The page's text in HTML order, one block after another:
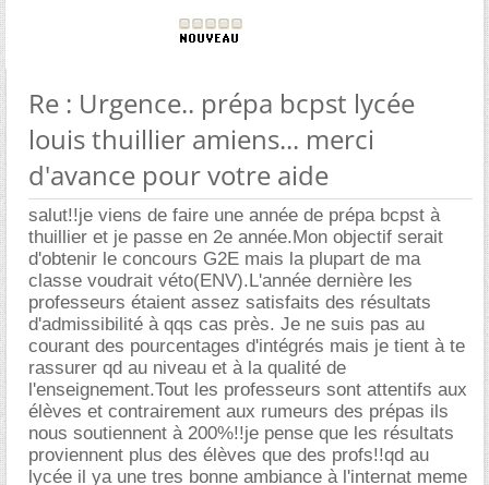
Re : Urgence.. prépa bcpst lycée
louis thuillier amiens... merci
d'avance pour votre aide
salut!!je viens de faire une année de prépa bcpst à
thuillier et je passe en 2e année.Mon objectif serait
d'obtenir le concours G2E mais la plupart de ma
classe voudrait véto(ENV).L'année dernière les
professeurs étaient assez satisfaits des résultats
d'admissibilité à qqs cas près. Je ne suis pas au
courant des pourcentages d'intégrés mais je tient à te
rassurer qd au niveau et à la qualité de
l'enseignement.Tout les professeurs sont attentifs aux
élèves et contrairement aux rumeurs des prépas ils
nous soutiennent à 200%!!je pense que les résultats
proviennent plus des élèves que des profs!!qd au
lycée il ya une tres bonne ambiance à l'internat meme